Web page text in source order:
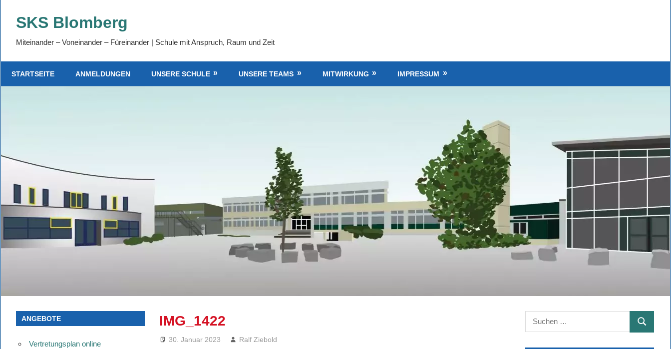
InhaltSKS Blomberg
Miteinander – Voneinander – Füreinander | Schule mit Anspruch, Raum und Zeit
STARTSEITE ANMELDUNGEN UNSERE SCHULE UNSERE TEAMS MITWIRKUNG IMPRESSUM
IMG_1422
30. Januar 2023 Ralf Ziebold
ANGEBOTE
Vertretungsplan online
Suchen
nach:
SUCHEN